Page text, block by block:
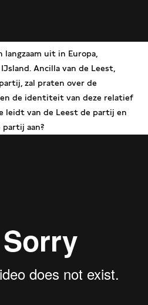
uit in Europa,
Ancilla van de Leest,
zal praten over de
de identiteit van deze relatief
leidt van de Leest de partij en
aan?